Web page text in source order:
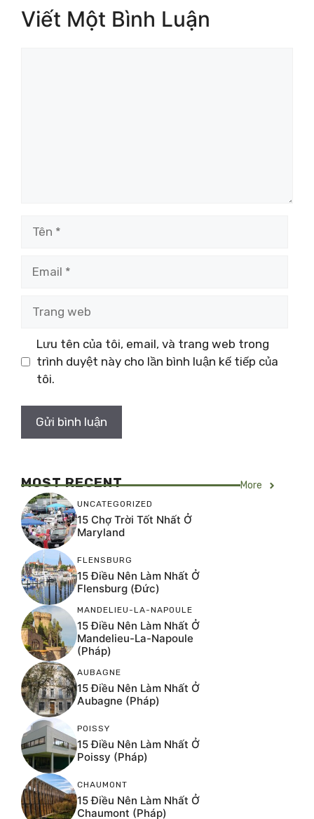
Viết Một Bình Luận
web
Lưu tên của tôi, email, và trang web trong
trình duyệt này cho lần bình luận kế tiếp của
tôi.
MOST RECENT More
UNCATEGORIZED
15 Chợ Trời Tốt Nhất Ở
Maryland
FLENSBURG
15 Điều Nên Làm Nhất Ở
Flensburg (Đức)
MANDELIEU-LA-NAPOULE
15 Điều Nên Làm Nhất Ở
Mandelieu-La-Napoule
(Pháp)
AUBAGNE
15 Điều Nên Làm Nhất Ở
Aubagne (Pháp)
POISSY
15 Điều Nên Làm Nhất Ở
Poissy (Pháp)
CHAUMONT
15 Điều Nên Làm Nhất Ở
Chaumont (Pháp)